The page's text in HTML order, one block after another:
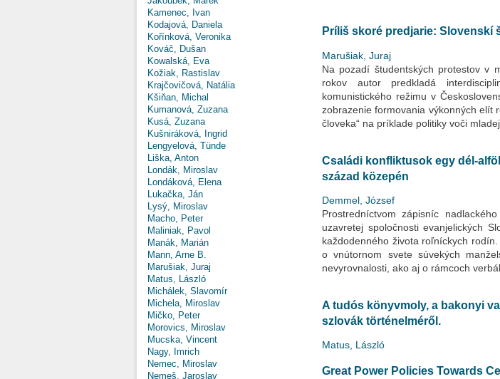
Kamenec, Ivan
Kodajová, Daniela
Kořínková, Veronika
Kováč, Dušan
Kowalská, Eva
Kožiak, Rastislav
Krajčovičová, Natália
Kšiňan, Michal
Kumanová, Zuzana
Kusá, Zuzana
Kušniráková, Ingrid
Lengyelová, Tünde
Liška, Anton
Londák, Miroslav
Londáková, Elena
Lukačka, Ján
Lysý, Miroslav
Macho, Peter
Maliniak, Pavol
Manák, Marián
Mann, Arne B.
Marušiak, Juraj
Matus, László
Michálek, Slavomír
Michela, Miroslav
Mičko, Peter
Morovics, Miroslav
Mucska, Vincent
Nagy, Imrich
Nemec, Miroslav
Nemeš, Jaroslav
Príliš skoré predjarie: Slovenskí
Marušiak, Juraj
Na pozadí študentských protestov v
rokov autor predkladá
komunistického režimu v
zobrazenie formovania výkonných elít
človeka“ na príklade politiky voči
Családi konfliktusok egy dél-
század közepén
Demmel, József
Prostredníctvom zápisníc
uzavretej spoločnosti evanjelických
každodenného života roľníckych
o vnútornom svete súvekých
nevyrovnalosti, ako aj o rámcoch
A tudós könyvmoly, a bakonyi
szlovák történelméről.
Matus, László
Great Power Policies Towards